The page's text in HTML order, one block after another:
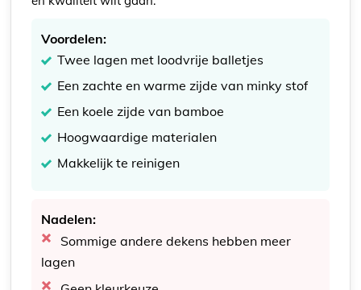
Voordelen:
Twee lagen met loodvrije balletjes
Een zachte en warme zijde van minky stof
Een koele zijde van bamboe
Hoogwaardige materialen
Makkelijk te reinigen
Nadelen:
Sommige andere dekens hebben meer
lagen